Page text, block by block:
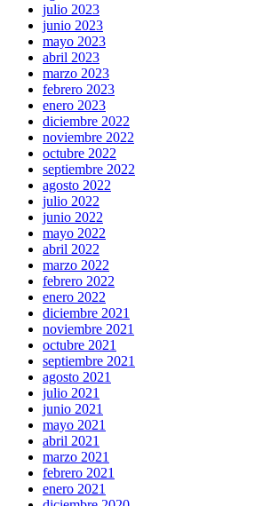
julio 2023
junio 2023
mayo 2023
abril 2023
marzo 2023
febrero 2023
enero 2023
diciembre 2022
noviembre 2022
octubre 2022
septiembre 2022
agosto 2022
julio 2022
junio 2022
mayo 2022
abril 2022
marzo 2022
febrero 2022
enero 2022
diciembre 2021
noviembre 2021
octubre 2021
septiembre 2021
agosto 2021
julio 2021
junio 2021
mayo 2021
abril 2021
marzo 2021
febrero 2021
enero 2021